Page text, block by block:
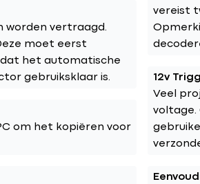
worden vertraagd.
moet eerst
het automatische
gebruiksklaar is.
om het kopiëren voor
vereist
12v
Veel
voltage.